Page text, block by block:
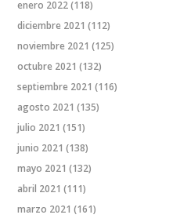
enero 2022(118)
diciembre 2021 (112)
noviembre 2021 (125)
octubre 2021 (132)
septiembre 2021 (116)
agosto 2021 (135)
julio 2021 (151)
junio 2021 (138)
mayo 2021 (132)
abril 2021 (111)
marzo 2021 (161)